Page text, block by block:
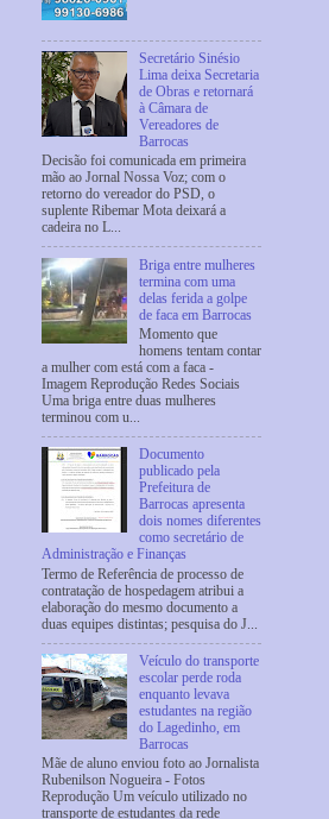
Secretário Sinésio
Lima deixa Secretaria
de Obras e retornará
à Câmara de
Vereadores de
Barrocas
Decisão foi comunicada em primeira
mão ao Jornal Nossa Voz; com o
retorno do vereador do PSD, o
suplente Ribemar Mota deixará a
cadeira no L...
Briga entre mulheres
termina com uma
delas ferida a golpe
de faca em Barrocas
Momento que
homens tentam contar
a mulher com está com a faca -
Imagem Reprodução Redes Sociais
Uma briga entre duas mulheres
terminou com u...
Documento
publicado pela
Prefeitura de
Barrocas apresenta
dois nomes diferentes
como secretário de
Administração e Finanças
Termo de Referência de processo de
contratação de hospedagem atribui a
elaboração do mesmo documento a
duas equipes distintas; pesquisa do J...
Veículo do transporte
escolar perde roda
enquanto levava
estudantes na região
do Lagedinho, em
Barrocas
Mãe de aluno enviou foto ao Jornalista
Rubenilson Nogueira - Fotos
Reprodução Um veículo utilizado no
transporte de estudantes da rede